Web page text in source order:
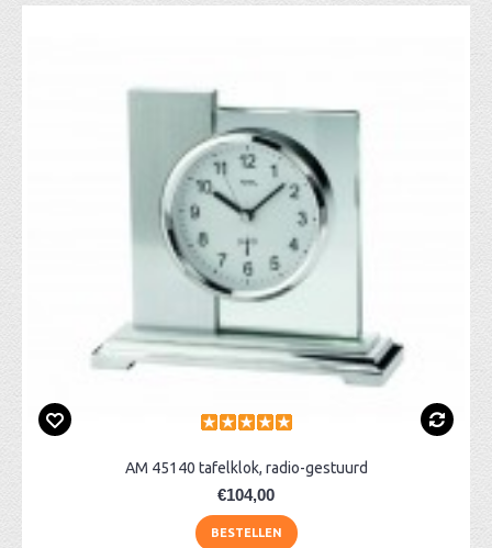
AM 45140 tafelklok, radio-gestuurd
€104,00
BESTELLEN